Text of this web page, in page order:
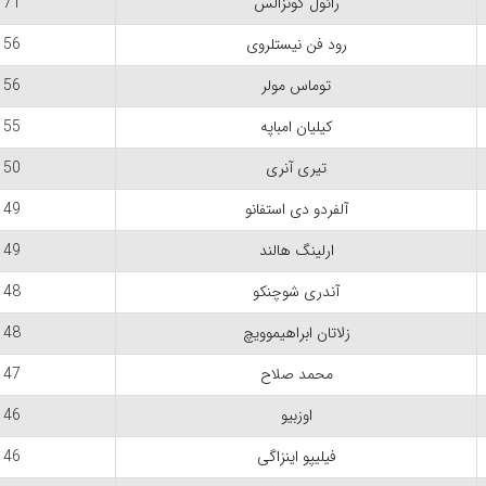
رود فن نیستلروی
56
توماس مولر
56
کیلیان امباپه
55
تیری آنری
50
آلفردو دی استفانو
49
ارلینگ هالند
49
آندری شوچنکو
48
زلاتان ابراهیموویچ
48
محمد صلاح
47
اوزبیو
46
فیلیپو اینزاگی
46